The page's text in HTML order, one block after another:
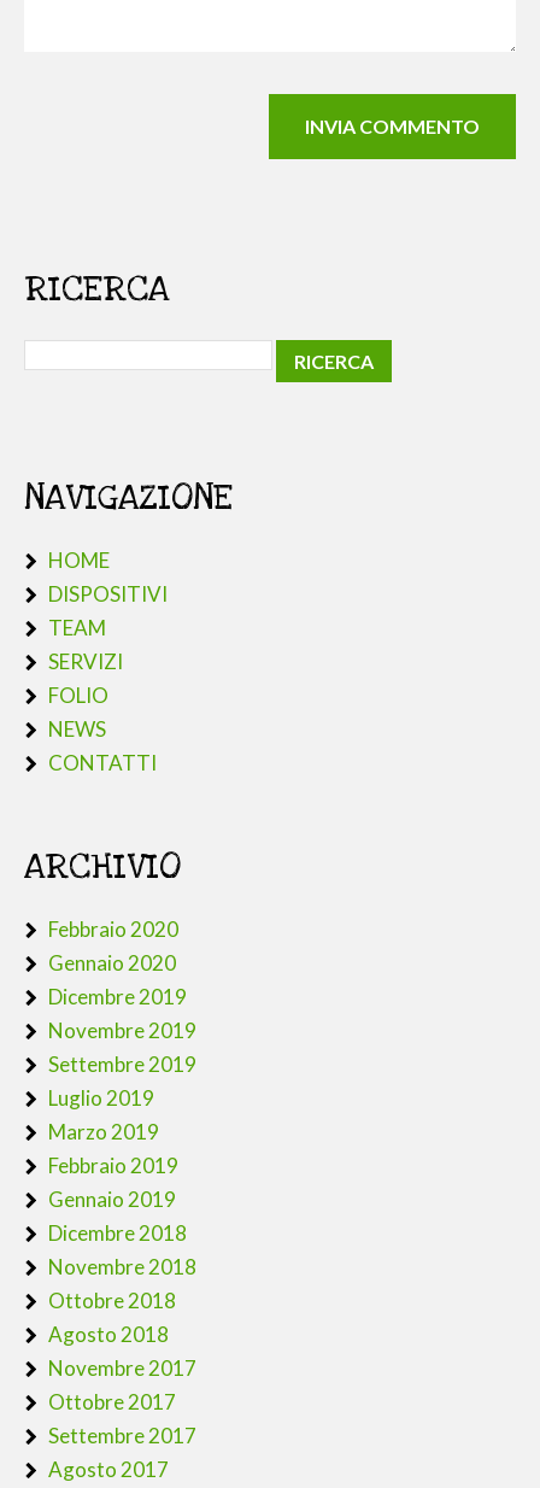
RICERCA
NAVIGAZIONE
HOME
DISPOSITIVI
TEAM
SERVIZI
FOLIO
NEWS
CONTATTI
ARCHIVIO
Febbraio 2020
Gennaio 2020
Dicembre 2019
Novembre 2019
Settembre 2019
Luglio 2019
Marzo 2019
Febbraio 2019
Gennaio 2019
Dicembre 2018
Novembre 2018
Ottobre 2018
Agosto 2018
Novembre 2017
Ottobre 2017
Settembre 2017
Agosto 2017